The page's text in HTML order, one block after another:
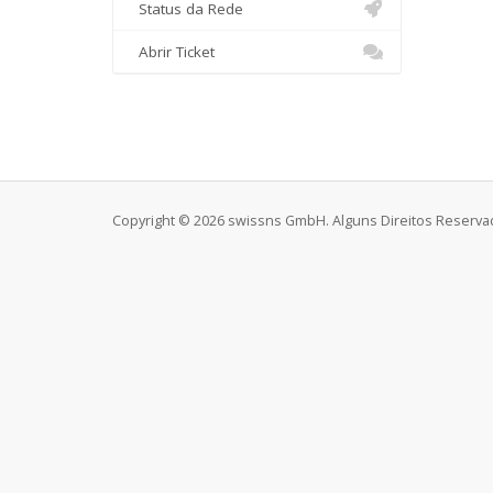
Status da Rede
Abrir Ticket
Copyright © 2026 swissns GmbH. Alguns Direitos